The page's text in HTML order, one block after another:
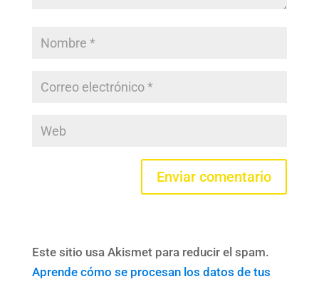
Este sitio usa Akismet para reducir el spam.
Aprende cómo se procesan los datos de tus